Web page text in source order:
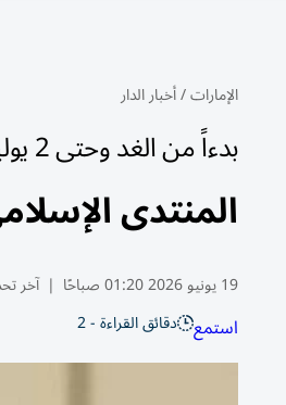
الإمارات/أخبار الدار
بدءاً من الغد وحتى 2 يوليو
المنتدى
19 يونيو 2026 01:20 صباحًا | آخر
استمع دقائق القراءة - 2